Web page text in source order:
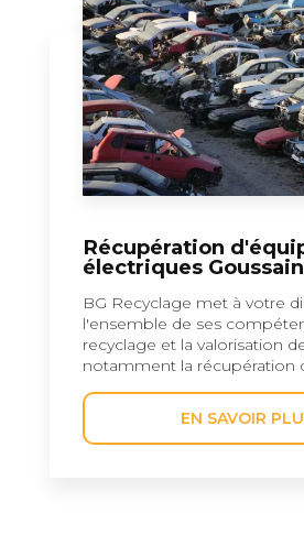
Récupération
électriques
BG Recyclage met à votre
l'ensemble de ses
recyclage et la valorisation
notamment la récupération
EN SAVOIR